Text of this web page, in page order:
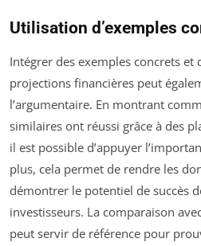
Utilisation d’exemples
Intégrer des exemples concrets et
projections financières peut
l’argumentaire. En montrant
similaires ont réussi grâce à des
il est possible d’appuyer
plus, cela permet de rendre les
démontrer le potentiel de succès
investisseurs. La comparaison
peut servir de référence pour